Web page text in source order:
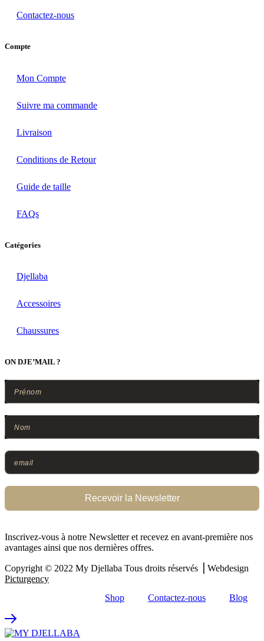
Contactez-nous
Compte
Mon Compte
Suivre ma commande
Livraison
Conditions de Retour
Guide de taille
FAQs
Catégories
Djellaba
Accessoires
Chaussures
ON DJE’MAIL ?
Recevoir la Newsletter
Inscrivez-vous à notre Newsletter et recevez en avant-première nos
avantages ainsi que nos dernières offres.
Copyright © 2022 My Djellaba Tous droits réservés ⎟ Webdesign
Picturgency
Shop
Contactez-nous Blog